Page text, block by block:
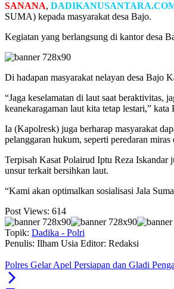
SANANA,
SUMA) kepada masyarakat desa Bajo.
Kegiatan yang berlangsung di kantor desa
Di hadapan masyarakat nelayan desa Bajo
“Jaga keselamatan di laut saat beraktivitas,
keanekaragaman laut kita tetap lestari,”
Ia (Kapolresk) juga berharap masyarakat
pelanggaran hukum, seperti peredaran miras
Terpisah Kasat Polairud Iptu Reza Iskandar
unsur terkait bersihkan laut.
“Kami akan optimalkan sosialisasi Jala
Post Views: 614
Topik: Dadika - Polri
Penulis: Ilham Usia Editor: Redaksi
Polres Gelar Apel Persiapan dan Gladi